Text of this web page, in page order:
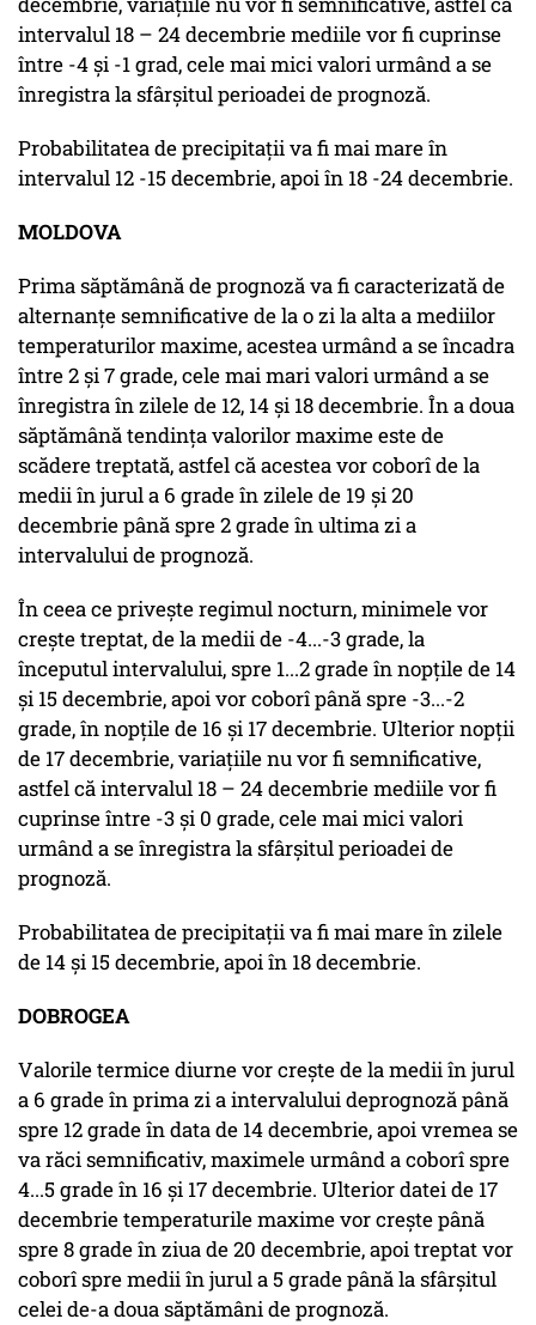
intervalul 18 – 24 decembrie mediile vor fi cuprinse
între -4 și -1 grad, cele mai mici valori urmând a se
înregistra la sfârșitul perioadei de prognoză.
Probabilitatea de precipitații va fi mai mare în
intervalul 12 -15 decembrie, apoi în 18 -24 decembrie.
MOLDOVA
Prima săptămână de prognoză va fi caracterizată de
alternanțe semnificative de la o zi la alta a mediilor
temperaturilor maxime, acestea urmând a se încadra
între 2 și 7 grade, cele mai mari valori urmând a se
înregistra în zilele de 12, 14 și 18 decembrie. În a doua
săptămână tendința valorilor maxime este de
scădere treptată, astfel că acestea vor coborî de la
medii în jurul a 6 grade în zilele de 19 și 20
decembrie până spre 2 grade în ultima zi a
intervalului de prognoză.
În ceea ce privește regimul nocturn, minimele vor
crește treptat, de la medii de -4...-3 grade, la
începutul intervalului, spre 1...2 grade în nopțile de 14
și 15 decembrie, apoi vor coborî până spre -3...-2
grade, în nopțile de 16 și 17 decembrie. Ulterior nopții
de 17 decembrie, variațiile nu vor fi semnificative,
astfel că intervalul 18 – 24 decembrie mediile vor fi
cuprinse între -3 și 0 grade, cele mai mici valori
urmând a se înregistra la sfârșitul perioadei de
prognoză.
Probabilitatea de precipitații va fi mai mare în zilele
de 14 și 15 decembrie, apoi în 18 decembrie.
DOBROGEA
Valorile termice diurne vor crește de la medii în jurul
a 6 grade în prima zi a intervalului deprognoză până
spre 12 grade în data de 14 decembrie, apoi vremea se
va răci semnificativ, maximele urmând a coborî spre
4...5 grade în 16 și 17 decembrie. Ulterior datei de 17
decembrie temperaturile maxime vor crește până
spre 8 grade în ziua de 20 decembrie, apoi treptat vor
coborî spre medii în jurul a 5 grade până la sfârșitul
celei de-a doua săptămâni de prognoză.